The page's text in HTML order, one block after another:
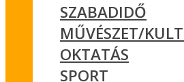
SZABADIDŐ
MŰVÉSZET/
OKTATÁS
SPORT